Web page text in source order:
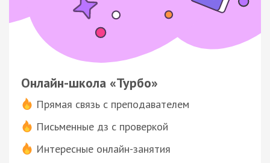
Онлайн-школа «Турбо»
Прямая связь с преподавателем
Письменные дз с проверкой
Интересные онлайн-занятия